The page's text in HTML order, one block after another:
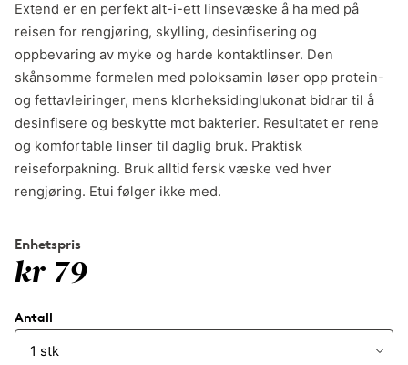
Extend er en perfekt alt-i-ett linsevæske å ha med på
reisen for rengjøring, skylling, desinfisering og
oppbevaring av myke og harde kontaktlinser. Den
skånsomme formelen med poloksamin løser opp protein-
og fettavleiringer, mens klorheksidinglukonat bidrar til å
desinfisere og beskytte mot bakterier. Resultatet er rene
og komfortable linser til daglig bruk. Praktisk
reiseforpakning. Bruk alltid fersk væske ved hver
rengjøring. Etui følger ikke med.
Enhetspris
kr 79
Antall